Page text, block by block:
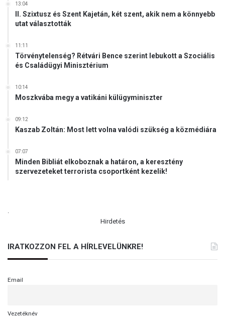
13:04
II. Szixtusz és Szent Kajetán, két szent, akik nem a könnyebb
utat választották
11:11
Törvénytelenség? Rétvári Bence szerint lebukott a Szociális
és Családügyi Minisztérium
10:14
Moszkvába megy a vatikáni külügyminiszter
09:12
Kaszab Zoltán: Most lett volna valódi szükség a közmédiára
07:07
Minden Bibliát elkoboznak a határon, a keresztény
szervezeteket terrorista csoportként kezelik!
Hirdetés
IRATKOZZON FEL A HÍRLEVELÜNKRE!
Email
Vezetéknév